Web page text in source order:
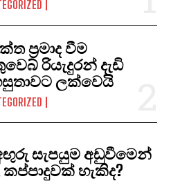
ප්‍රමාද වීම
රියැදුරන් දැඩි
ලක්වෙයි
සැපයුම අඩුවීමෙන්
කප්පාදුවක් හැකිද?